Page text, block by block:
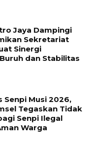
Jaya Dampingi
Sekretariat
Sinergi
dan Stabilitas
Senpi Musi 2026,
Tegaskan Tidak
Senpi Ilegal
Warga